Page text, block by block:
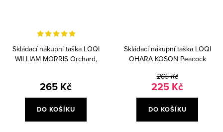
Skládací nákupní taška LOQI
WILLIAM MORRIS Orchard,
265 Kč
DO KOŠÍKU
Skládací nákupní taška LOQI
OHARA KOSON Peacock
265 Kč
225 Kč
DO KOŠÍKU